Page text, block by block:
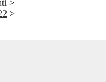
>
>